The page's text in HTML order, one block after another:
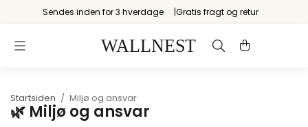
Sendes inden for 3 hverdage Gratis fragt og retur
Startsiden / Miljø og ansvar
🌿 Miljø og ansvar